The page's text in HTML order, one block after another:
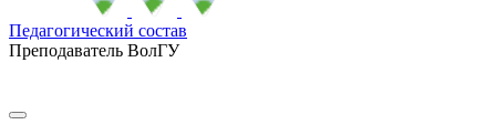
Педагогический состав
Преподаватель ВолГУ